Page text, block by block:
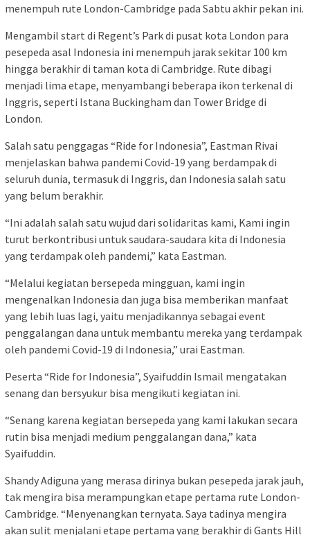
menempuh rute London-Cambridge pada Sabtu akhir pekan ini.
Mengambil start di Regent’s Park di pusat kota London para
pesepeda asal Indonesia ini menempuh jarak sekitar 100 km
hingga berakhir di taman kota di Cambridge. Rute dibagi
menjadi lima etape, menyambangi beberapa ikon terkenal di
Inggris, seperti Istana Buckingham dan Tower Bridge di
London.
Salah satu penggagas “Ride for Indonesia”, Eastman Rivai
menjelaskan bahwa pandemi Covid-19 yang berdampak di
seluruh dunia, termasuk di Inggris, dan Indonesia salah satu
yang belum berakhir.
“Ini adalah salah satu wujud dari solidaritas kami, Kami ingin
turut berkontribusi untuk saudara-saudara kita di Indonesia
yang terdampak oleh pandemi,” kata Eastman.
“Melalui kegiatan bersepeda mingguan, kami ingin
mengenalkan Indonesia dan juga bisa memberikan manfaat
yang lebih luas lagi, yaitu menjadikannya sebagai event
penggalangan dana untuk membantu mereka yang terdampak
oleh pandemi Covid-19 di Indonesia,” urai Eastman.
Peserta “Ride for Indonesia”, Syaifuddin Ismail mengatakan
senang dan bersyukur bisa mengikuti kegiatan ini.
“Senang karena kegiatan bersepeda yang kami lakukan secara
rutin bisa menjadi medium penggalangan dana,” kata
Syaifuddin.
Shandy Adiguna yang merasa dirinya bukan pesepeda jarak jauh,
tak mengira bisa merampungkan etape pertama rute London-
Cambridge. “Menyenangkan ternyata. Saya tadinya mengira
akan sulit menjalani etape pertama yang berakhir di Gants Hill